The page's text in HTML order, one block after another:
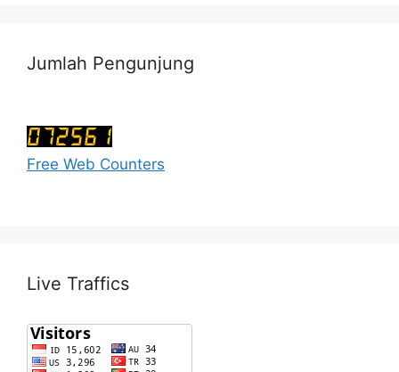
Jumlah Pengunjung
Free Web Counters
Live Traffics